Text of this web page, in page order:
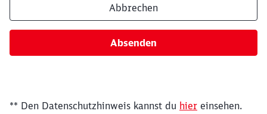
Abbrechen
Absenden
** Den Datenschutzhinweis kannst du hier einsehen.